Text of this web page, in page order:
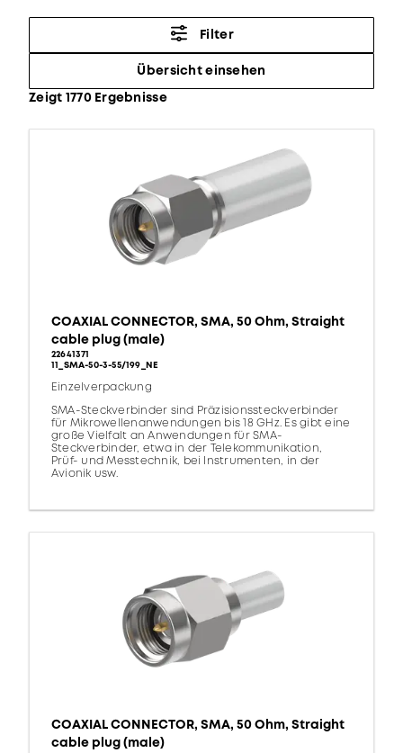
Filter
Übersicht einsehen
Zeigt 1770 Ergebnisse
COAXIAL CONNECTOR, SMA, 50 Ohm, Straight
cable plug (male)
22641371
11_SMA-50-3-55/199_NE
Einzelverpackung
SMA-Steckverbinder sind Präzisionssteckverbinder
für Mikrowellenanwendungen bis 18 GHz. Es gibt eine
große Vielfalt an Anwendungen für SMA-
Steckverbinder, etwa in der Telekommunikation,
Prüf- und Messtechnik, bei Instrumenten, in der
Avionik usw.
COAXIAL CONNECTOR, SMA, 50 Ohm, Straight
cable plug (male)